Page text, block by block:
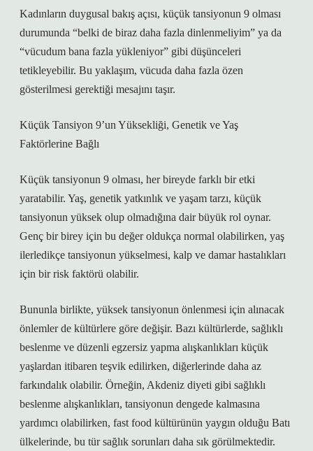
Kadınların duygusal bakış açısı, küçük tansiyonun 9 olması
durumunda “belki de biraz daha fazla dinlenmeliyim” ya da
“vücudum bana fazla yükleniyor” gibi düşünceleri
tetikleyebilir. Bu yaklaşım, vücuda daha fazla özen
gösterilmesi gerektiği mesajını taşır.
Küçük Tansiyon 9’un Yüksekliği, Genetik ve Yaş
Faktörlerine Bağlı
Küçük tansiyonun 9 olması, her bireyde farklı bir etki
yaratabilir. Yaş, genetik yatkınlık ve yaşam tarzı, küçük
tansiyonun yüksek olup olmadığına dair büyük rol oynar.
Genç bir birey için bu değer oldukça normal olabilirken, yaş
ilerledikçe tansiyonun yükselmesi, kalp ve damar hastalıkları
için bir risk faktörü olabilir.
Bununla birlikte, yüksek tansiyonun önlenmesi için alınacak
önlemler de kültürlere göre değişir. Bazı kültürlerde, sağlıklı
beslenme ve düzenli egzersiz yapma alışkanlıkları küçük
yaşlardan itibaren teşvik edilirken, diğerlerinde daha az
farkındalık olabilir. Örneğin, Akdeniz diyeti gibi sağlıklı
beslenme alışkanlıkları, tansiyonun dengede kalmasına
yardımcı olabilirken, fast food kültürünün yaygın olduğu Batı
ülkelerinde, bu tür sağlık sorunları daha sık görülmektedir.